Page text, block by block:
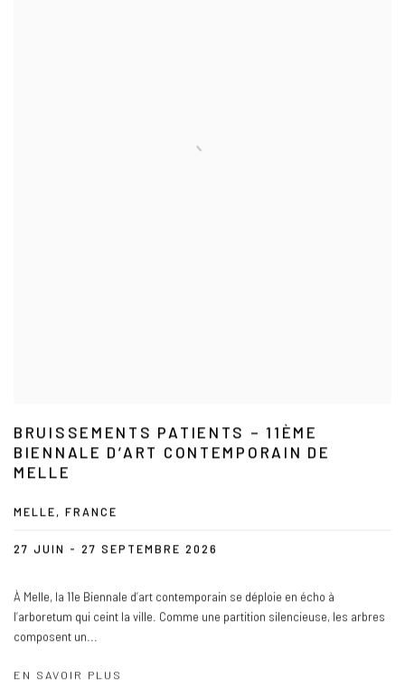
BRUISSEMENTS PATIENTS – 11ÈME
BIENNALE D’ART CONTEMPORAIN DE
MELLE
MELLE, FRANCE
27 JUIN - 27 SEPTEMBRE 2026
À Melle, la 11e Biennale d’art contemporain se déploie en écho à
l’arboretum qui ceint la ville. Comme une partition silencieuse, les arbres
composent un...
EN SAVOIR PLUS